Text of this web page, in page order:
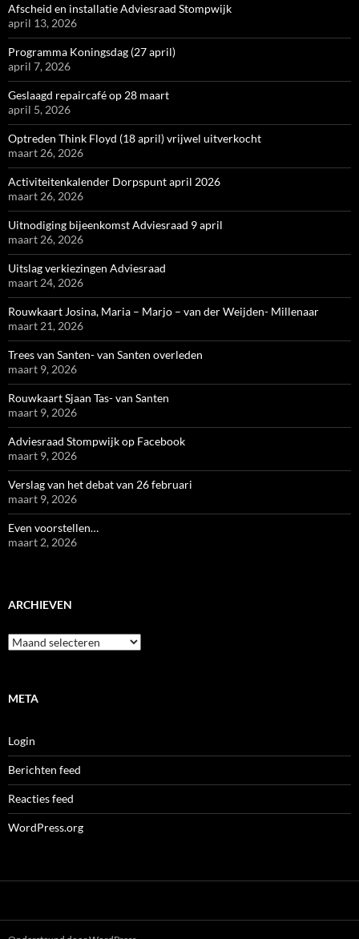
Afscheid en installatie Adviesraad Stompwijk
april 13, 2026
Programma Koningsdag (27 april)
april 7, 2026
Geslaagd repaircafé op 28 maart
april 5, 2026
Optreden Think Floyd (18 april) vrijwel uitverkocht
maart 26, 2026
Activiteitenkalender Dorpspunt april 2026
maart 26, 2026
Uitnodiging bijeenkomst Adviesraad 9 april
maart 26, 2026
Uitslag verkiezingen Adviesraad
maart 24, 2026
Rouwkaart Josina, Maria – Marjo – van der Weijden- Millenaar
maart 21, 2026
Trees van Santen- van Santen overleden
maart 9, 2026
Rouwkaart Sjaan Tas- van Santen
maart 9, 2026
Adviesraad Stompwijk op Facebook
maart 9, 2026
Verslag van het debat van 26 februari
maart 9, 2026
Even voorstellen…
maart 2, 2026
ARCHIEVEN
Archieven
META
Login
Berichten feed
Reacties feed
WordPress.org